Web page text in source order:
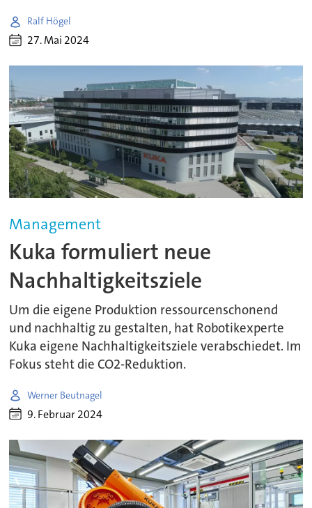
Ralf Högel
27. Mai 2024
Management
Kuka formuliert neue
Nachhaltigkeitsziele
Um die eigene Produktion ressourcenschonend
und nachhaltig zu gestalten, hat Robotikexperte
Kuka eigene Nachhaltigkeitsziele verabschiedet. Im
Fokus steht die CO2-Reduktion.
Werner Beutnagel
9. Februar 2024